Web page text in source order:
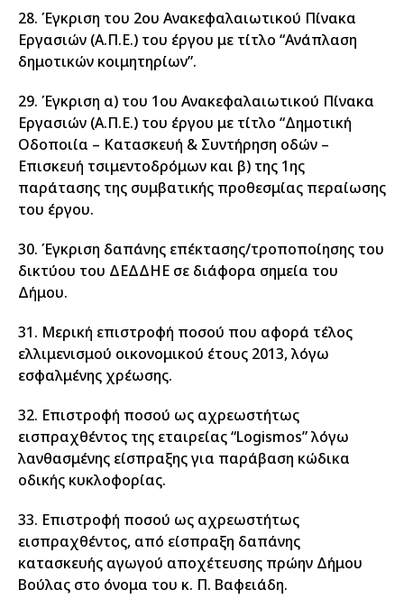
28. Έγκριση του 2ου Ανακεφαλαιωτικού Πίνακα
Εργασιών (Α.Π.Ε.) του έργου με τίτλο “Ανάπλαση
δημοτικών κοιμητηρίων”.
29. Έγκριση α) του 1ου Ανακεφαλαιωτικού Πίνακα
Εργασιών (Α.Π.Ε.) του έργου με τίτλο “Δημοτική
Οδοποιία – Κατασκευή & Συντήρηση οδών –
Επισκευή τσιμεντοδρόμων και β) της 1ης
παράτασης της συμβατικής προθεσμίας περαίωσης
του έργου.
30. Έγκριση δαπάνης επέκτασης/τροποποίησης του
δικτύου του ΔΕΔΔΗΕ σε διάφορα σημεία του
Δήμου.
31. Μερική επιστροφή ποσού που αφορά τέλος
ελλιμενισμού οικονομικού έτους 2013, λόγω
εσφαλμένης χρέωσης.
32. Επιστροφή ποσού ως αχρεωστήτως
εισπραχθέντος της εταιρείας “Logismos” λόγω
λανθασμένης είσπραξης για παράβαση κώδικα
οδικής κυκλοφορίας.
33. Επιστροφή ποσού ως αχρεωστήτως
εισπραχθέντος, από είσπραξη δαπάνης
κατασκευής αγωγού αποχέτευσης πρώην Δήμου
Βούλας στο όνομα του κ. Π. Βαφειάδη.